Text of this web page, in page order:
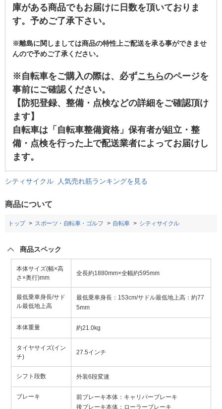
庫がある商品でもお届けに日数を頂いておりま
す。予めご了承下さい。
※離島に関しましては商品の特性上ご配送を承る事ができませ
んので予めご了承ください。
※自転車をご購入の際は、必ずこちらのページを
事前にご確認ください。
【防犯登録、整備・点検などの詳細をご確認頂け
ます】
自転車は「自転車整備資格」保有者が組立・整
備・点検を行った上で配送業者によってお届けし
ます。
シティサイクル 人気売れ筋ランキングを見る
商品について
トップ スポーツ・自転車・ゴルフ 自転車 シティサイクル
商品スペック
本体サイズ(幅×高
さ×奥行)mm
全長約1880mm×全幅約595mm
最低乗車身長/サド
ル最低地上高
最低乗車身長：153cm/サドル最低地上高：約77
5mm
本体重量 約21.0kg
タイヤサイズ(イン
チ)
27.5インチ
シフト段数 外装6段変速
ブレーキ
前ブレーキ本体：キャリパーブレーキ
後ブレーキ本体：ローラーブレーキ